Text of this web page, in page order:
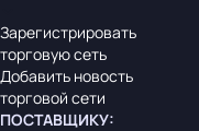
Зарегистрировать
торговую сеть
Добавить новость
торговой сети
ПОСТАВЩИКУ: